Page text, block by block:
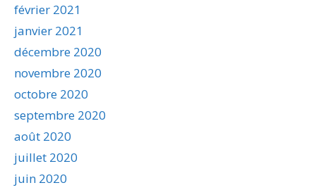
février 2021
janvier 2021
décembre 2020
novembre 2020
octobre 2020
septembre 2020
août 2020
juillet 2020
juin 2020